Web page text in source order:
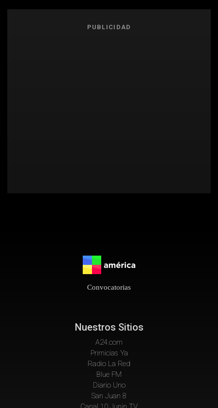
PUBLICIDAD
Convocatorias
Nuestros Sitios
A24.com
Primicias Ya
Radio La Red
Blue FM
Diario Uno
San Juan 8